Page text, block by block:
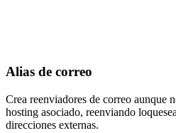
Alias de correo
Crea reenviadores de correo aunque
hosting asociado, reenviando
direcciones externas.